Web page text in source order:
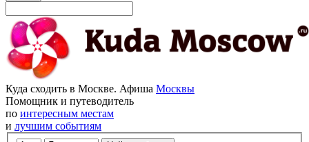
Куда сходить в Москве. Афиша Москвы
Помощник и путеводитель
по интересным местам
и лучшим событиям